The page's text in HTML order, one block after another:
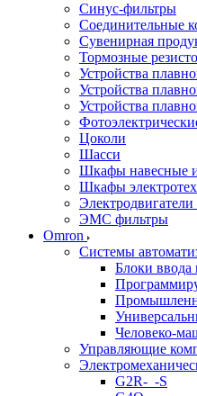
Синус-фильтры
Соединительные
Сувенирная
Тормозные
Устройства
Устройства
Устройства
Цоколи
Шасси
Шкафы навесные
Шкафы
ЭМС фильтры
Omron
Системы
Блоки ввода
Человеко-
Управляющие
G2R-_-S